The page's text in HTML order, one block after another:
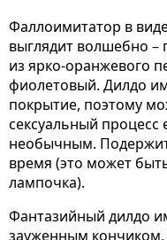
Фаллоимитатор в
выглядит волшебно –
из ярко-оранжевого
фиолетовый. Дилдо
покрытие, поэтому
сексуальный
необычным.
время (это может
лампочка).
Фантазийный дилдо
зауженным кончиком,